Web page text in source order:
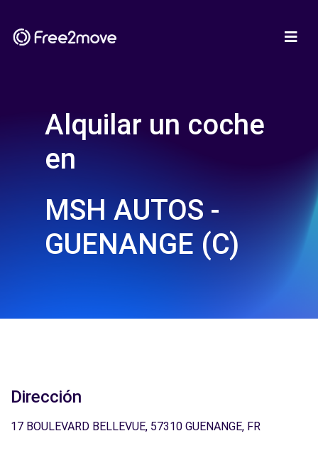
Alquilar un coche
en
MSH AUTOS -
GUENANGE (C)
Dirección
17 BOULEVARD BELLEVUE, 57310 GUENANGE, FR